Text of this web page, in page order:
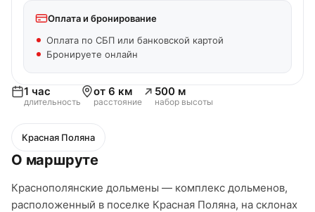
1 час
длительность
от 6 км
расстояние
500 м
набор высоты
Красная Поляна
О маршруте
Краснополянские дольмены — комплекс дольменов,
расположенный в поселке Красная Поляна, на склонах
Оплата и бронирование
Оплата по СБП или банковской картой
Бронируете онлайн